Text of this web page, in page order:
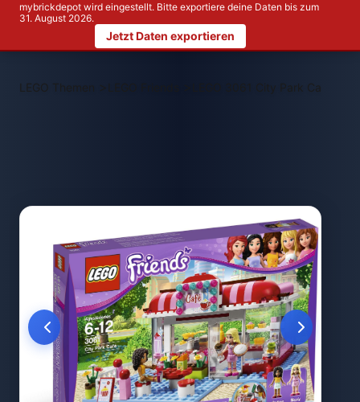
mybrickdepot wird eingestellt. Bitte exportiere deine Daten bis zum
31. August 2026.
Jetzt Daten exportieren
LEGO Themen > LEGO 3061 City Park Cafe